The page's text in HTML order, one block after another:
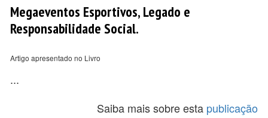
Megaeventos Esportivos, Legado e
Responsabilidade Social.
Artigo apresentado no Livro
...
Saiba mais sobre esta publicação